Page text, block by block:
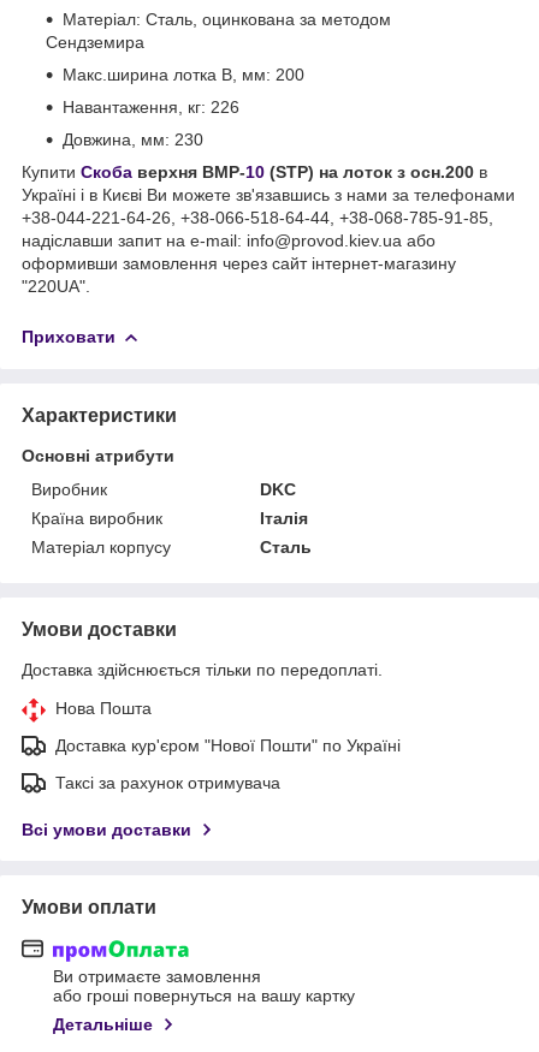
Матеріал: Сталь, оцинкована за методом
Сендземира
Макс.ширина лотка B, мм: 200
Навантаження, кг: 226
Довжина, мм: 230
Купити Скоба верхня BMP-10 (STP) на лоток з осн.200 в
Україні і в Києві Ви можете зв'язавшись з нами за телефонами
+38-044-221-64-26, +38-066-518-64-44, +38-068-785-91-85,
надіславши запит на e-mail: info@provod.kiev.ua або
оформивши замовлення через сайт інтернет-магазину
"220UA".
Приховати
Характеристики
Основні атрибути
Виробник
DKC
Країна виробник
Італія
Матеріал корпусу
Сталь
Умови доставки
Доставка здійснюється тільки по передоплаті.
Нова Пошта
Доставка кур'єром "Нової Пошти" по Україні
Таксі за рахунок отримувача
Всі умови доставки
Умови оплати
Ви отримаєте замовлення
або гроші повернуться на вашу картку
Детальніше